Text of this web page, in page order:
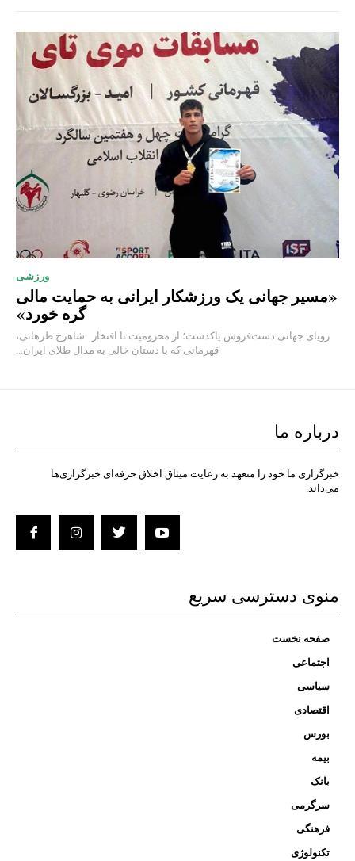
ورزشی
«مسیر جهانی یک ورزشکار ایرانی به حمایت مالی
گره خورد»
رویای جهانی دست‌فروش پاکدشت؛ از محرومیت تا افتخار شاهرخ طرهانی،
قهرمانی که با دستان خالی به مدال طلای ایران...
درباره ما
خبرگزاری ما خود را متعهد به رعایت میثاق اخلاق حرفه‌ای خبرگزاری‌ها
می‌داند.
منوی دسترسی سریع
صفحه نخست
اجتماعی
سیاسی
اقتصادی
بورس
بیمه
بانک
سرگرمی
فرهنگی
تکنولوژی